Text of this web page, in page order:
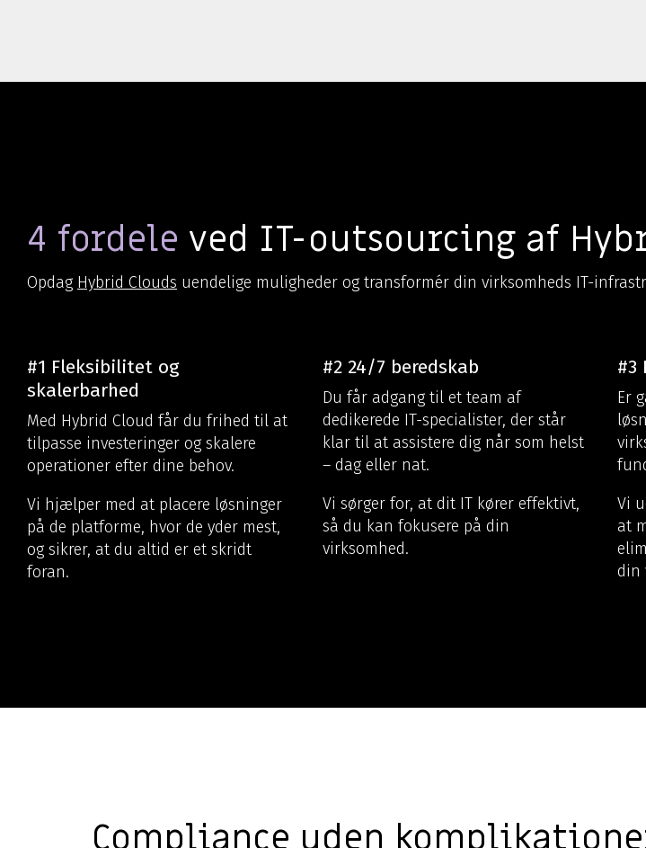
4 fordele ved IT-outsourcing af
Opdag Hybrid Clouds uendelige muligheder og transformér din virksomheds IT-
#1 Fleksibilitet og
skalerbarhed
Med Hybrid Cloud får du frihed til at
tilpasse investeringer og skalere
operationer efter dine behov.
Vi hjælper med at placere løsninger
på de platforme, hvor de yder mest,
og sikrer, at du altid er et skridt
foran.
#2 24/7 beredskab
Du får adgang til et team af
dedikerede IT-specialister, der står
klar til at assistere dig når som helst
– dag eller nat.
Vi sørger for, at dit IT kører effektivt,
så du kan fokusere på din
virksomhed.
#3
Er
Vi
at
din
Compliance uden